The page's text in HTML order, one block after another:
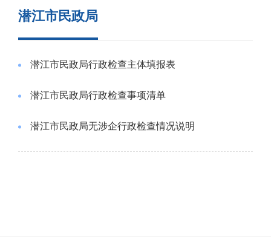
潜江市民政局
潜江市民政局行政检查主体填报表
潜江市民政局行政检查事项清单
潜江市民政局无涉企行政检查情况说明